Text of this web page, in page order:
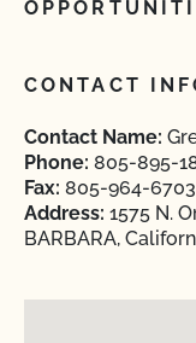
CONTACT
Contact Name:
Phone: 805-895-
Fax: 805-964-6703
Address: 1575 N.
BARBARA,